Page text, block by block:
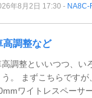
年8月2日 17:30
NA8C-
高調整など
高調整といいつつ、い
う。 まずこちらです
ワイトレスペーサ